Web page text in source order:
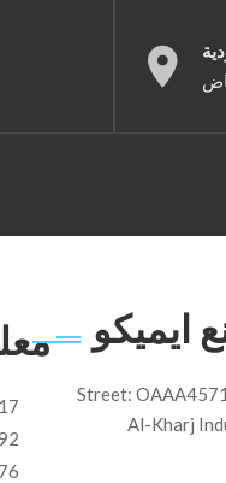
ايميكو
Street:
Al-Kharj